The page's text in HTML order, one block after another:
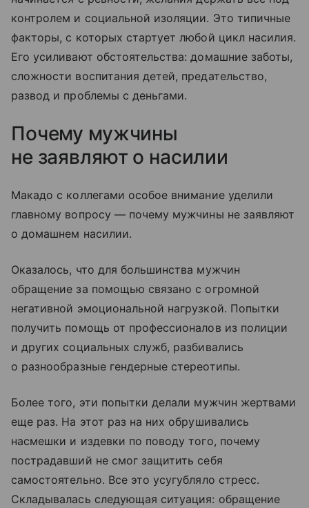
контролем и социальной изоляции. Это типичные
факторы, с которых стартует любой цикл насилия.
Его усиливают обстоятельства: домашние заботы,
сложности воспитания детей, предательство,
развод и проблемы с деньгами.
Почему мужчины
не заявляют о насилии
Макадо с коллегами особое внимание уделили
главному вопросу — почему мужчины не заявляют
о домашнем насилии.
Оказалось, что для большинства мужчин
обращение за помощью связано с огромной
негативной эмоциональной нагрузкой. Попытки
получить помощь от профессионалов из полиции
и других социальных служб, разбивались
о разнообразные гендерные стереотипы.
Более того, эти попытки делали мужчин жертвами
еще раз. На этот раз на них обрушивались
насмешки и издевки по поводу того, почему
пострадавший не смог защитить себя
самостоятельно. Все это усугубляло стресс.
Складывалась следующая ситуация: обращение